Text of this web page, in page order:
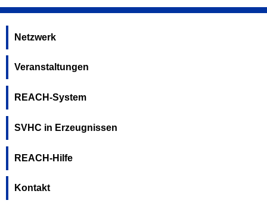
Netzwerk
Veranstaltungen
REACH-System
SVHC in Erzeugnissen
REACH-Hilfe
Kontakt